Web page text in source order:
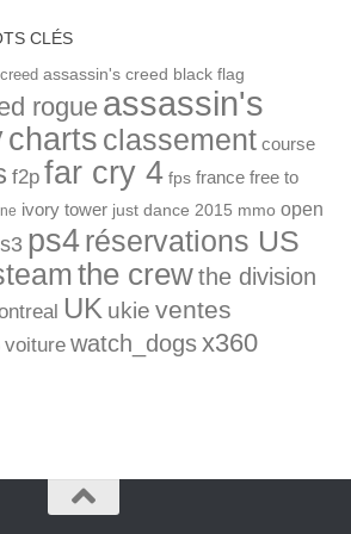
CLÉS
assassin's creed black flag
rogue assassin's
charts classement course
f2p far cry 4 fps france free to
ivory tower just dance 2015 mmo open
ps4réservations US
the crewthe division
UK ukie ventes
voiture watch_dogsx360